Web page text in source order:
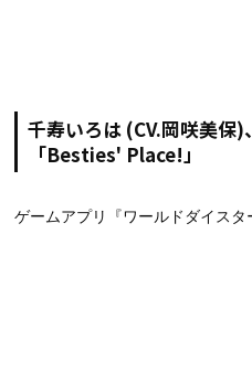
千寿いろは (CV.岡咲美保
「Besties' Place!」
ゲームアプリ『ワールドダイスタ